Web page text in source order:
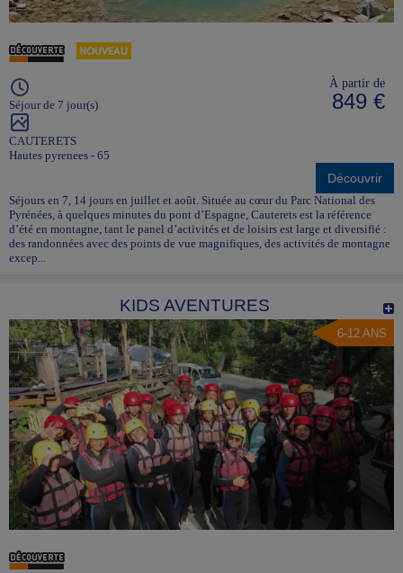
Séjour de 7 jour(s)
CAUTERETS
Hautes pyrenees - 65
À partir de
849 €
Découvrir
Séjours en 7, 14 jours en juillet et août. Située au cœur du Parc National des
Pyrénées, à quelques minutes du pont d’Espagne, Cauterets est la référence
d’été en montagne, tant le panel d’activités et de loisirs est large et diversifié :
des randonnées avec des points de vue magnifiques, des activités de montagne
excep...
KIDS AVENTURES
6-12 ANS